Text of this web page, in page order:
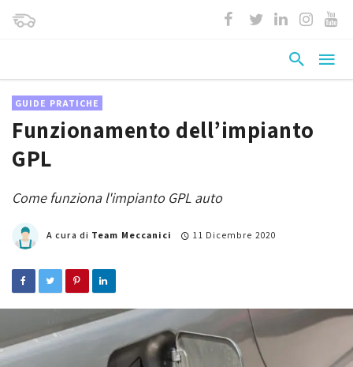
GUIDE PRATICHE
Funzionamento dell’impianto
GPL
Come funziona l'impianto GPL auto
A cura di Team Meccanici 11 Dicembre 2020